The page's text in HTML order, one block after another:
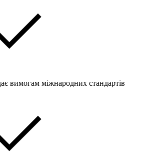
вимогам міжнародних стандартів